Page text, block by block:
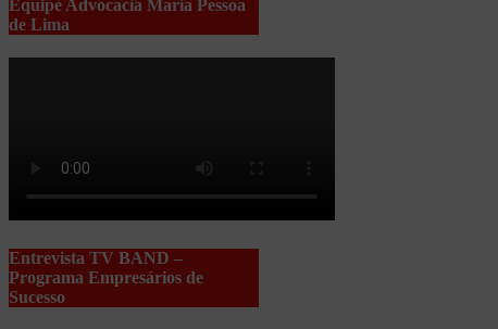
Equipe Advocacia Maria Pessoa
de Lima
Entrevista TV BAND –
Programa Empresários de
Sucesso